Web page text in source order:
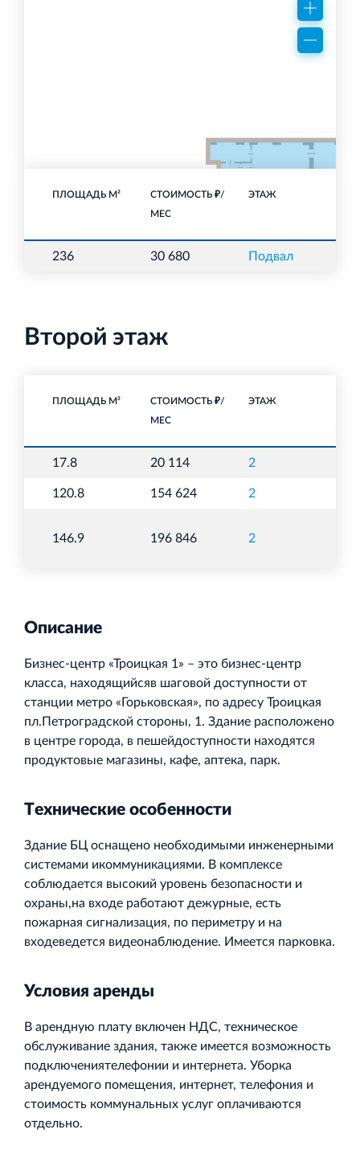
ПЛОЩАДЬ М²
СТОИМОСТЬ ₽/
МЕС
ЭТАЖ
236 30 680 Подвал
Второй этаж
ПЛОЩАДЬ М²
СТОИМОСТЬ ₽/
МЕС
ЭТАЖ
17.8 20 114 2
120.8 154 624 2
146.9 196 846 2
Описание
Бизнес-центр «Троицкая 1» – это бизнес-центр
класса, находящийсяв шаговой доступности от
станции метро «Горьковская», по адресу Троицкая
пл.Петроградской стороны, 1. Здание расположено
в центре города, в пешейдоступности находятся
продуктовые магазины, кафе, аптека, парк.
Технические особенности
Здание БЦ оснащено необходимыми инженерными
системами икоммуникациями. В комплексе
соблюдается высокий уровень безопасности и
охраны,на входе работают дежурные, есть
пожарная сигнализация, по периметру и на
входеведется видеонаблюдение. Имеется парковка.
Условия аренды
В арендную плату включен НДС, техническое
обслуживание здания, также имеется возможность
подключениятелефонии и интернета. Уборка
арендуемого помещения, интернет, телефония и
стоимость коммунальных услуг оплачиваются
отдельно.